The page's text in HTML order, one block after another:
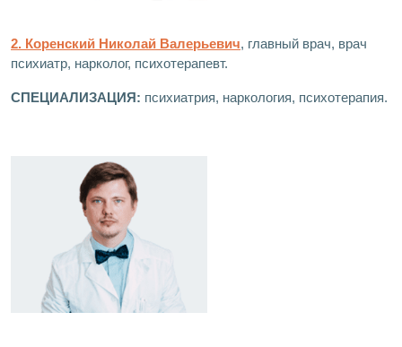
2. Коренский Николай Валерьевич, главный врач, врач
психиатр, нарколог, психотерапевт.
СПЕЦИАЛИЗАЦИЯ: психиатрия, наркология, психотерапия.